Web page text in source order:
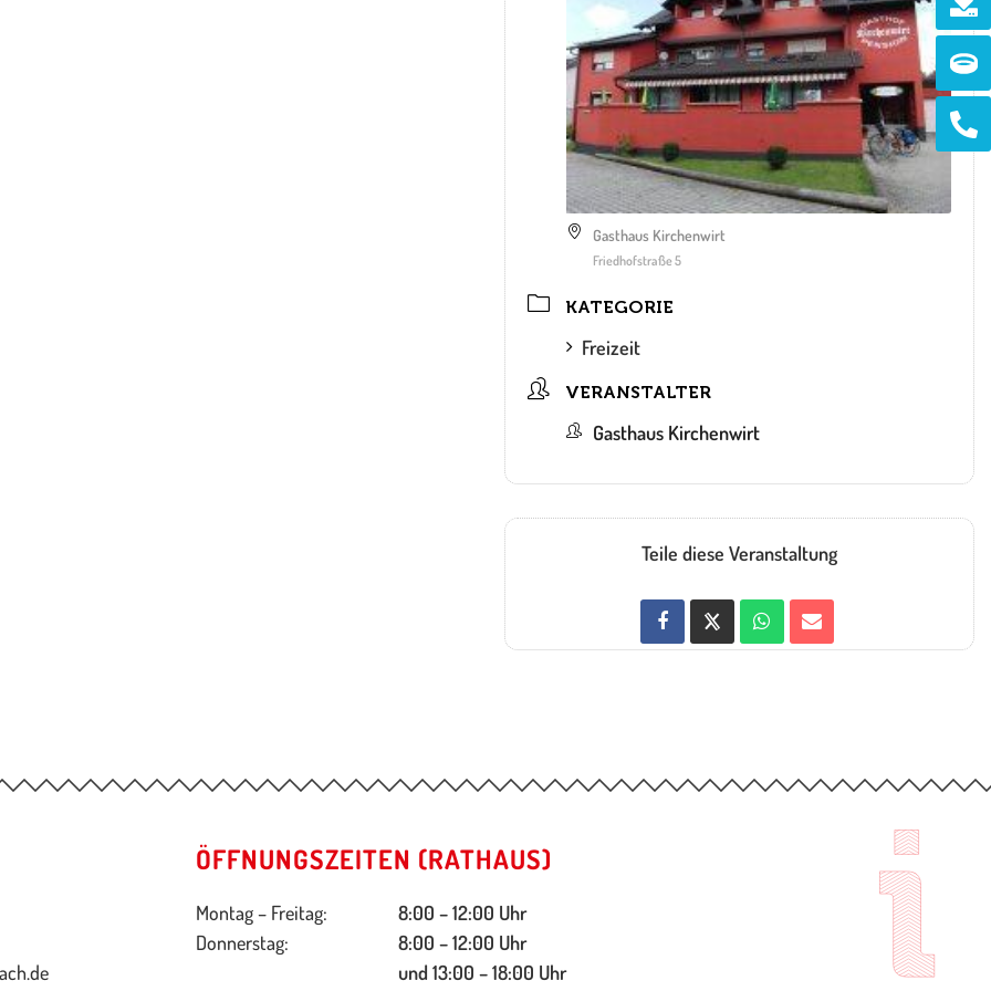
Gasthaus Kirchenwirt
Friedhofstraße 5
KATEGORIE
Freizeit
VERANSTALTER
Gasthaus Kirchenwirt
Teile diese Veranstaltung
ÖFFNUNGSZEITEN (RATHAUS)
Montag – Freitag:
8:00 – 12:00 Uhr
Donnerstag:
8:00 – 12:00 Uhr
und 13:00 – 18:00 Uhr
alt